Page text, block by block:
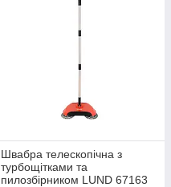
Швабра телескопічна з
турбощітками та
пилозбірником LUND 67163